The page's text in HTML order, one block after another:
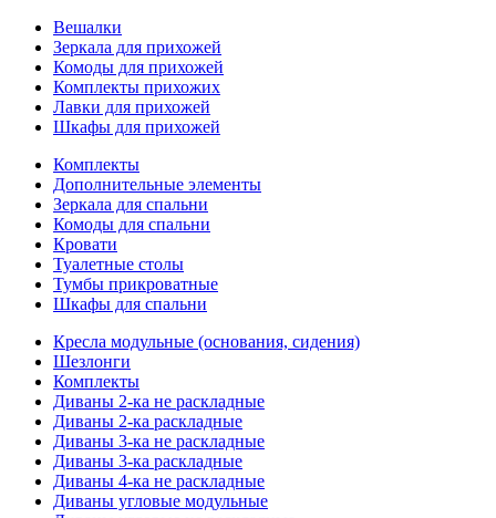
Вешалки
Зеркала для прихожей
Комоды для прихожей
Комплекты прихожих
Лавки для прихожей
Шкафы для прихожей
Комплекты
Дополнительные элементы
Зеркала для спальни
Комоды для спальни
Кровати
Туалетные столы
Тумбы прикроватные
Шкафы для спальни
Кресла модульные (основания, сидения)
Шезлонги
Комплекты
Диваны 2-ка не раскладные
Диваны 2-ка раскладные
Диваны 3-ка не раскладные
Диваны 3-ка раскладные
Диваны 4-ка не раскладные
Диваны угловые модульные